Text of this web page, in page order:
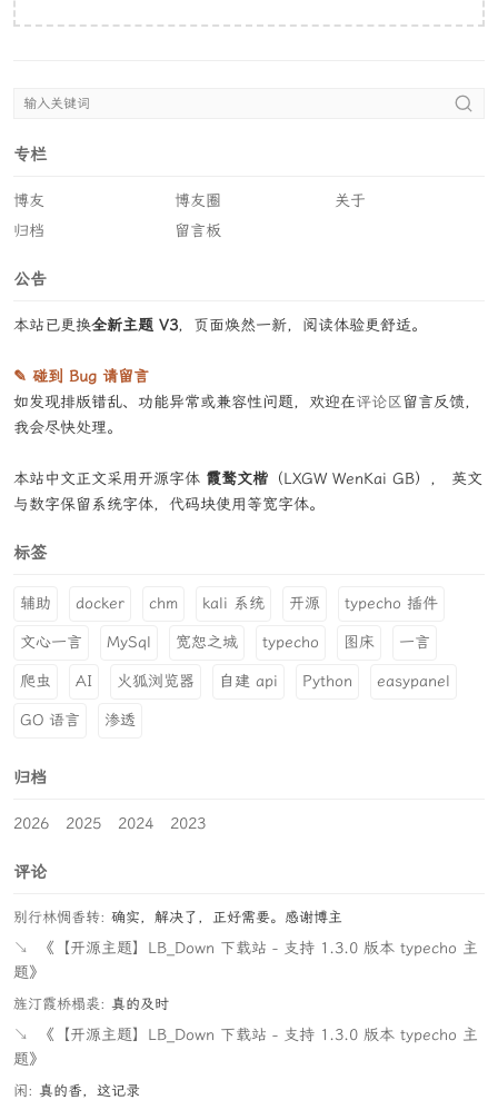
专栏
博友 博友圈
关于
归档
留言板
公告
本站已更换全新主题 V3，页面焕然一新，阅读体验更舒适。
✎ 碰到 Bug 请留言
如发现排版错乱、功能异常或兼容性问题，欢迎在评论区留言反馈，
我会尽快处理。
本站中文正文采用开源字体 霞鹜文楷 （LXGW WenKai GB）， 英文
与数字保留系统字体，代码块使用等宽字体。
标签
辅助 docker chm kali 系统 开源 typecho 插件
文心一言 MySql 宽恕之城 typecho 图床 一言
爬虫 AI 火狐浏览器 自建 api Python easypanel
GO 语言 渗透
归档
2026 2025 2024 2023
评论
别行林惆香转: 确实，解决了，正好需要。感谢博主
↘
《【开源主题】LB_Down 下载站 - 支持 1.3.0 版本 typecho 主
题》
旌汀霞桥榻裘: 真的及时
↘
《【开源主题】LB_Down 下载站 - 支持 1.3.0 版本 typecho 主
题》
闲: 真的香，这记录